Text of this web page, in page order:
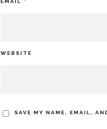
WEBSITE
SAVE MY NAME, EMAIL,